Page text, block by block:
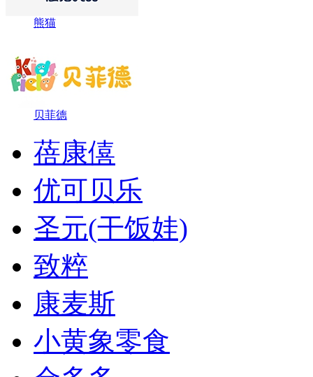
熊猫
贝菲德
蓓康僖
优可贝乐
圣元(干饭娃)
致粹
康麦斯
小黄象零食